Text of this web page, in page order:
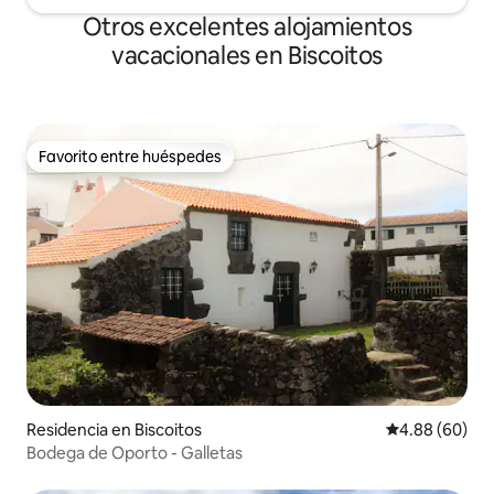
Otros excelentes alojamientos
vacacionales en Biscoitos
Favorito entre huéspedes
Favorito entre huéspedes
Residencia en Biscoitos Calificación
4.88 (60)
Bodega de Oporto - Galletas